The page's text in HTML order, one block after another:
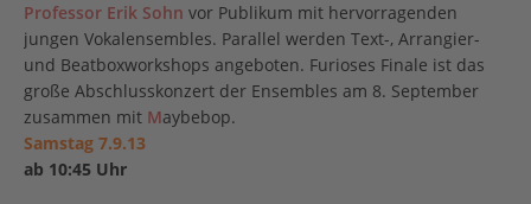
Professor Erik Sohn vor Publikum mit hervorragenden
jungen Vokalensembles. Parallel werden Text-, Arrangier-
und Beatboxworkshops angeboten. Furioses Finale ist das
große Abschlusskonzert der Ensembles am 8. September
zusammen mit Maybebop.
Samstag 7.9.13
ab 10:45 Uhr